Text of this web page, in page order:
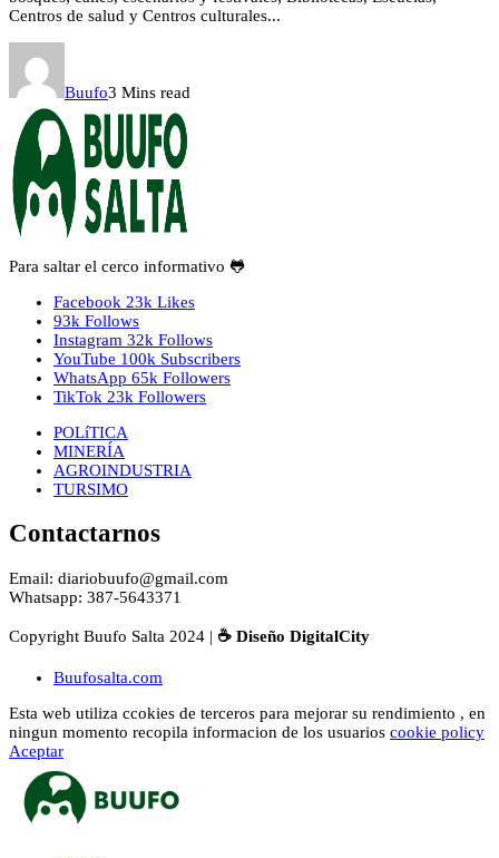
Centros de salud y Centros culturales...
Buufo3 Mins read
Para saltar el cerco informativo 🐸
Facebook 23k Likes
93k Follows
Instagram 32k Follows
YouTube 100k Subscribers
WhatsApp 65k Followers
TikTok 23k Followers
POLíTICA
MINERÍA
AGROINDUSTRIA
TURSIMO
Contactarnos
Email: diariobuufo@gmail.com
Whatsapp: 387-5643371
Copyright Buufo Salta 2024 | ☕ Diseño DigitalCity
Buufosalta.com
Esta web utiliza ccokies de terceros para mejorar su rendimiento , en
ningun momento recopila informacion de los usuarios cookie policy
Aceptar